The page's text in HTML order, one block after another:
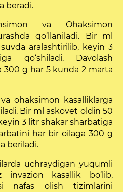
beradi.
va Ohaksimon
qo‘llaniladi. Bir ml
aralashtirilib, keyin 3
qo‘shiladi. Davolash
300 g har 5 kunda 2 marta
ohaksimon kasalliklarga
Bir ml askovet oldin 50
3 litr shakar sharbatiga
har bir oilaga 300 g
beriladi.
uchraydigan yuqumli
invazion kasallik bo‘lib,
nafas olish tizimlarini